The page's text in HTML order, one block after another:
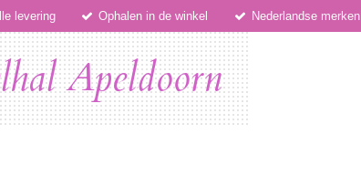
levering Ophalen in de winkel Nederlandse merken
Apeldoorn